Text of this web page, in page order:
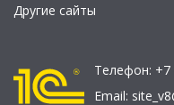
Другие сайты
Телефон: +7
Email: